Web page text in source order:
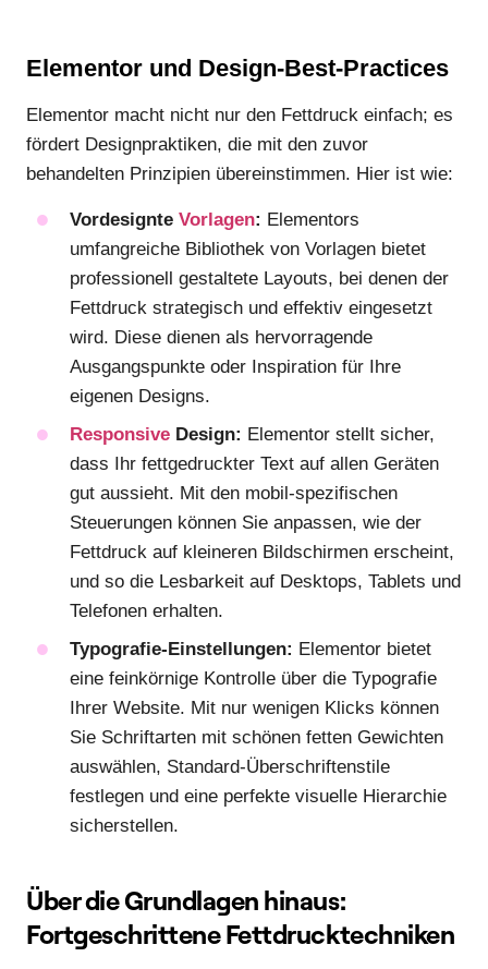
Elementor und Design-Best-Practices
Elementor macht nicht nur den Fettdruck einfach; es
fördert Designpraktiken, die mit den zuvor
behandelten Prinzipien übereinstimmen. Hier ist wie:
Vordesignte Vorlagen: Elementors
umfangreiche Bibliothek von Vorlagen bietet
professionell gestaltete Layouts, bei denen der
Fettdruck strategisch und effektiv eingesetzt
wird. Diese dienen als hervorragende
Ausgangspunkte oder Inspiration für Ihre
eigenen Designs.
Responsive Design: Elementor stellt sicher,
dass Ihr fettgedruckter Text auf allen Geräten
gut aussieht. Mit den mobil-spezifischen
Steuerungen können Sie anpassen, wie der
Fettdruck auf kleineren Bildschirmen erscheint,
und so die Lesbarkeit auf Desktops, Tablets und
Telefonen erhalten.
Typografie-Einstellungen: Elementor bietet
eine feinkörnige Kontrolle über die Typografie
Ihrer Website. Mit nur wenigen Klicks können
Sie Schriftarten mit schönen fetten Gewichten
auswählen, Standard-Überschriftenstile
festlegen und eine perfekte visuelle Hierarchie
sicherstellen.
Über die Grundlagen hinaus:
Fortgeschrittene Fettdrucktechniken